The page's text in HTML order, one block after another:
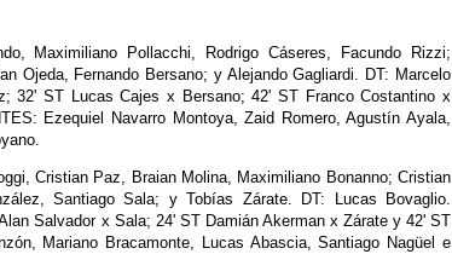
Maximiliano Pollacchi, Rodrigo Cáseres, Facundo Rizzi;
Ojeda, Fernando Bersano; y Alejando Gagliardi. DT: Marcelo
32' ST Lucas Cajes x Bersano; 42' ST Franco Costantino x
Ezequiel Navarro Montoya, Zaid Romero, Agustín Ayala,
Cristian Paz, Braian Molina, Maximiliano Bonanno; Cristian
Santiago Sala; y Tobías Zárate. DT: Lucas Bovaglio.
Salvador x Sala; 24' ST Damián Akerman x Zárate y 42' ST
Mariano Bracamonte, Lucas Abascia, Santiago Nagüel e